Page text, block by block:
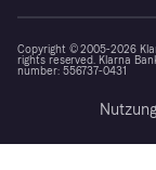
Copyright © 2005-2026
rights reserved. Klarna
number: 556737-0431